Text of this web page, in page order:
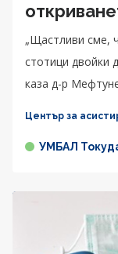
„Щастливи сме,
стотици двойки
каза д-р
Център за
УМБАЛ